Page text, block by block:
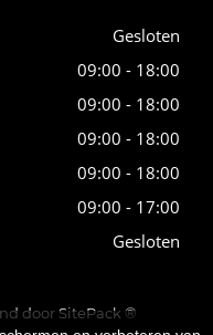
Gesloten
09:00 - 18:00
09:00 - 18:00
09:00 - 18:00
09:00 - 18:00
09:00 - 17:00
Gesloten
door SitePack ®